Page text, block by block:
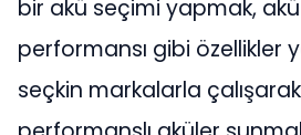
bir akü seçimi yapmak,
performansı gibi özellikler
seçkin markalarla